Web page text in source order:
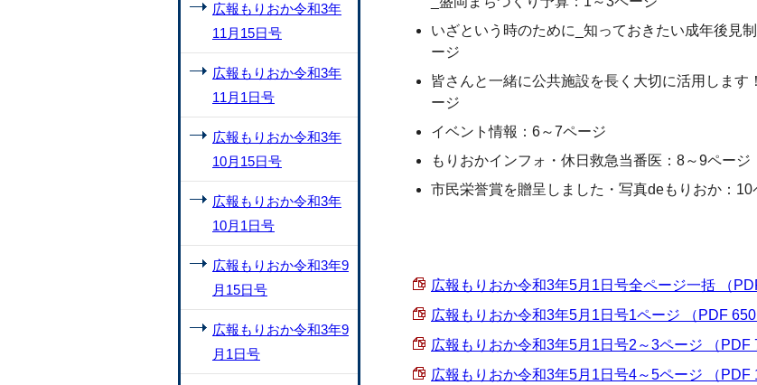
いざという時のために_知っておきたい成年後見
ージ
皆さんと一緒に公共施設を長く大切に活用します
ージ
イベント情報：6～7ページ
もりおかインフォ・休日救急当番医：8～9ページ
市民栄誉賞を贈呈しました・写真deもりおか：10
広報もりおか令和3年5月1日号全ページ一括 （
広報もりおか令和3年5月1日号1ページ （PDF
広報もりおか令和3年5月1日号2～3ページ （PDF
広報もりおか令和3年5月1日号4～5ページ （PDF
広報もりおか令和3年
11月15日号
広報もりおか令和3年
11月1日号
広報もりおか令和3年
10月15日号
広報もりおか令和3年
10月1日号
広報もりおか令和3年9
月15日号
広報もりおか令和3年9
月1日号